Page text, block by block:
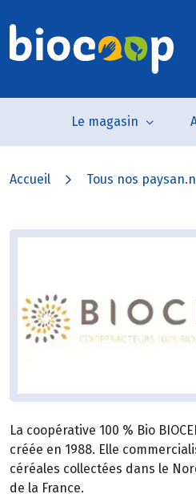
Le magasin
Accueil Tous nos
La coopérative 100 % Bio
créée en 1988. Elle
céréales collectées dans le
de la France.